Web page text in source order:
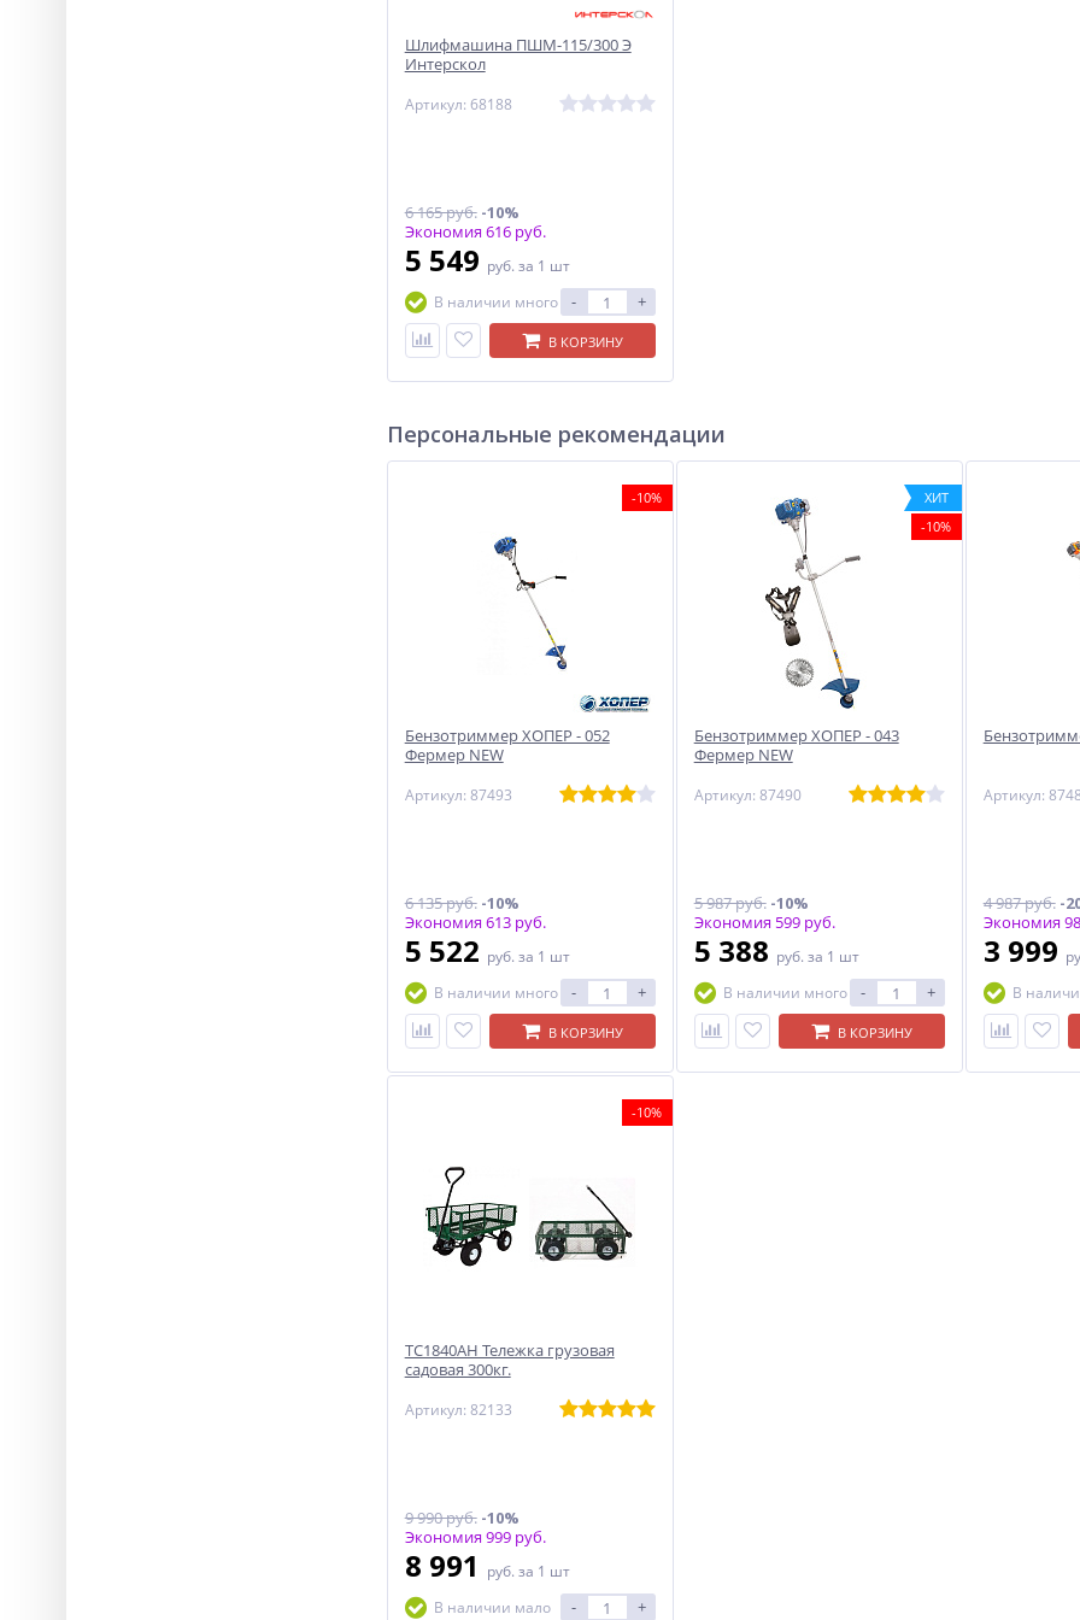
Шлифмашина ПШМ-115/300 Э
Интерскол
Артикул: 68188
6 165 руб.-10%
Экономия 616 руб.
5 549 руб. за 1 шт
В наличии много
- +
В КОРЗИНУ
Персональные рекомендации
-10%
Бензотриммер ХОПЕР - 052
Фермер NEW
Артикул: 87493
6 135 руб.-10%
Экономия 613 руб.
5 522 руб. за 1 шт
В наличии много
- +
В КОРЗИНУ
ХИТ
-10%
Бензотриммер ХОПЕР - 043
Фермер NEW
Артикул: 87490
5 987 руб.-10%
Экономия 599 руб.
5 388 руб. за 1 шт
В наличии много
- +
В КОРЗИНУ
Артикул:
4 987 руб.-
Экономия
3 999
В
-10%
ТС1840АН Тележка грузовая
садовая 300кг.
Артикул: 82133
9 990 руб.-10%
Экономия 999 руб.
8 991 руб. за 1 шт
В наличии мало
- +